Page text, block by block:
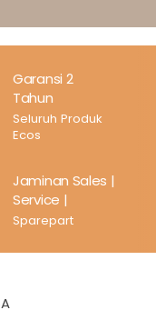
Garansi 2
Tahun
Seluruh Produk
Ecos
Jaminan Sales |
Service |
Sparepart